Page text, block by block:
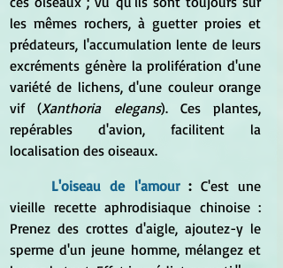
les mêmes rochers, à guetter proies et
prédateurs, l'accumulation lente de leurs
excréments génère la prolifération d'une
variété de lichens, d'une couleur orange
vif (Xanthoria elegans). Ces plantes,
repérables d'avion, facilitent la
localisation des oiseaux.
L'oiseau de l'amour : C'est une
vieille recette aphrodisiaque chinoise :
Prenez des crottes d'aigle, ajoutez-y le
sperme d'un jeune homme, mélangez et